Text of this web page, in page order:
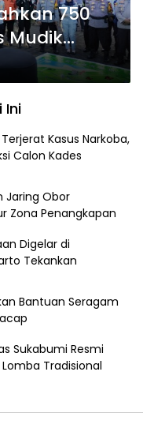
750
Mudik
Ini
Kasus Narkoba,
Calon Kades
Jaring Obor
Zona Penangkapan
Digelar di
Tekankan
Bantuan Seragam
Sukabumi Resmi
Tradisional